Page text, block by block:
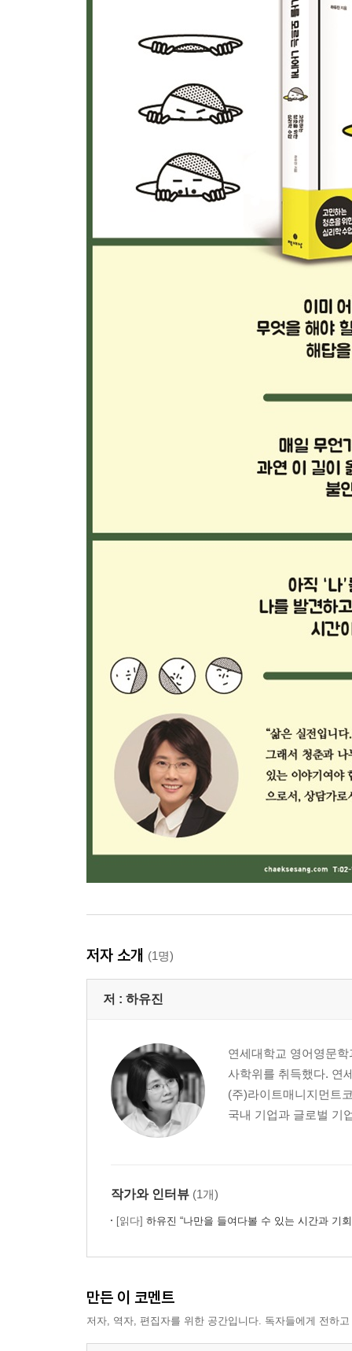
퇴사를 앞둔 현민 씨의 질문 | 중심 없이 흔들리
가장 잘 걸을 수 있는 길
불안하지 않은 사람은 없다 | 시작하고 계속하게
한마디 | 내게 등 돌린 세상에 대처하는 법
저자 소개 (1명)
저 : 하유진
연세대학교 영어영문
사학위를 취득했다. 연
(주)라이트매니지먼트
국내 기업과 글로벌 기
작가와 인터뷰 (1개)
[읽다] 하유진 “나만을 들여다볼 수 있는 시간과 기
만든 이 코멘트
저자, 역자, 편집자를 위한 공간입니다. 독자들에게 전하